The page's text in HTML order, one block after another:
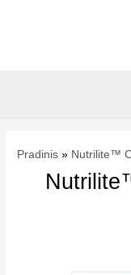
Pradinis Nutrilite™